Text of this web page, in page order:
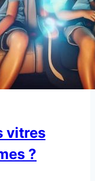
vitres
?